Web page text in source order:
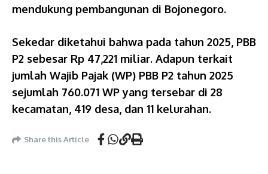
mendukung pembangunan di Bojonegoro.
Sekedar diketahui bahwa pada tahun 2025, PBB
P2 sebesar Rp 47,221 miliar. Adapun terkait
jumlah Wajib Pajak (WP) PBB P2 tahun 2025
sejumlah 760.071 WP yang tersebar di 28
kecamatan, 419 desa, dan 11 kelurahan.
Share this Article